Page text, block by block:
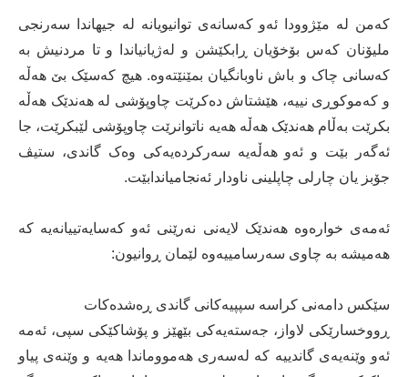
کەمن لە مێژوودا ئەو کەسانەی توانیویانە لە جیهاندا سەرنجی
ملیۆنان کەس بۆخۆیان ڕابکێشن و لەژیانیاندا و تا مردنیش بە
کەسانی چاک و باش ناوبانگیان بمێنێتەوە. هیچ کەسێک بێ هەڵە
و کەموکوڕی نییە، هێشتاش دەکرێت چاوپۆشی لە هەندێک هەڵە
بکرێت بەڵام هەندێک هەڵە هەیە ناتوانرێت چاوپۆشی لێبکرێت، جا
ئەگەر بێت و ئەو هەڵەیە سەرکردەیەکی وەک گاندی، ستیڤ
جۆبز یان چارلی چاپلینی ناودار ئەنجامیاندابێت.
ئەمەی خوارەوە هەندێک لایەنی نەرێنی ئەو کەسایەتییانەیە کە
هەمیشە بە چاوی سەرسامییەوە لێمان ڕوانیون:
سێکس دامەنی کراسە سپپیەکانی گاندی ڕەشدەکات
ڕووخسارێکی لاواز، جەستەیەکی بێهێز و پۆشاکێکی سپی، ئەمە
ئەو وێنەیەی گاندییە کە لەسەری هەمووماندا هەیە و وێنەی پیاو